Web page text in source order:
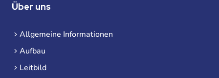
Über uns
Allgemeine Informationen
Aufbau
Leitbild